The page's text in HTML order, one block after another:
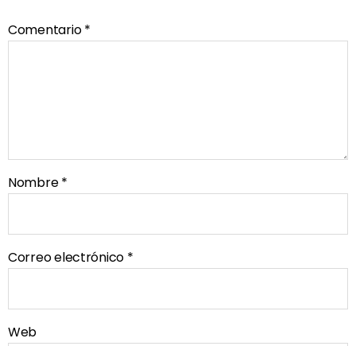
Comentario*
Nombre*
Correo electrónico *
Web